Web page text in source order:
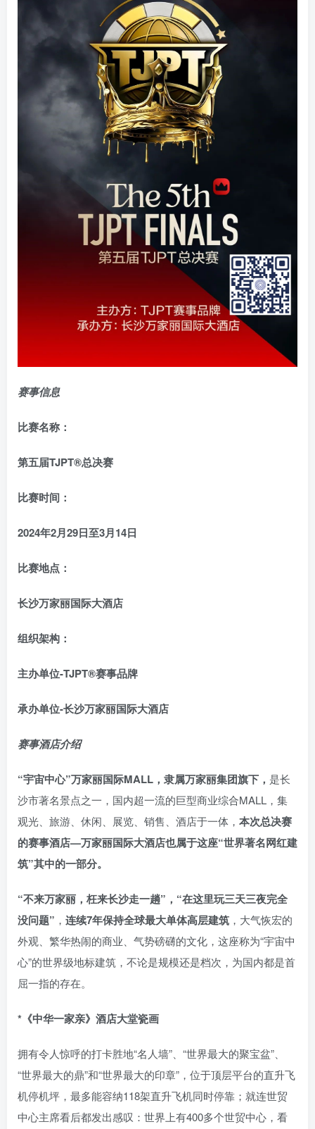
赛事信息
比赛名称：
第五届TJPT®总决赛
比赛时间：
2024年2月29日至3月14日
比赛地点：
长沙万家丽国际大酒店
组织架构：
主办单位-TJPT®赛事品牌
承办单位-长沙万家丽国际大酒店
赛事酒店介绍
“宇宙中心”万家丽国际MALL，隶属万家丽集团旗下， 是长
沙市著名景点之一，国内超一流的巨型商业综合MALL，集
观光、旅游、休闲、展览、销售、酒店于一体， 本次总决赛
的赛事酒店—万家丽国际大酒店也属于这座“世界著名网红建
筑”其中的一部分。
“不来万家丽，枉来长沙走一趟”，“在这里玩三天三夜完全
没问题” ， 连续7年保持全球最大单体高层建筑 ，大气恢宏的
外观、繁华热闹的商业、气势磅礴的文化，这座称为“宇宙中
心”的世界级地标建筑，不论是规模还是档次，为国内都是首
屈一指的存在。
*《中华一家亲》酒店大堂瓷画
拥有令人惊呼的打卡胜地“名人墙”、“世界最大的聚宝盆”、
“世界最大的鼎”和“世界最大的印章”，位于顶层平台的直升飞
机停机坪，最多能容纳118架直升飞机同时停靠；就连世贸
中心主席看后都发出感叹：世界上有400多个世贸中心，看